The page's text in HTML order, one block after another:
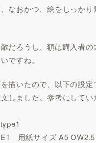
なおかつ、絵をしっかり
だろうし、額は購入者の
ですね。
描いたので、以下の設定
しました。参考にしてい
用紙サイズ A5